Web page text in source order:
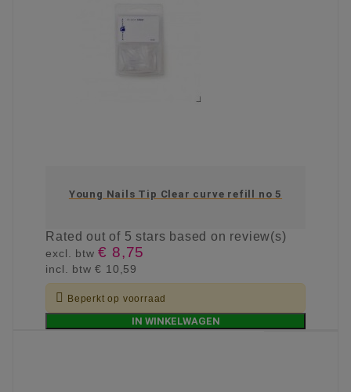
Young Nails Tip Clear curve refill no 5
Ratedout of 5 stars based on review(s)
excl. btw€ 8,75
incl. btw€ 10,59
 Beperkt op voorraad
IN WINKELWAGEN